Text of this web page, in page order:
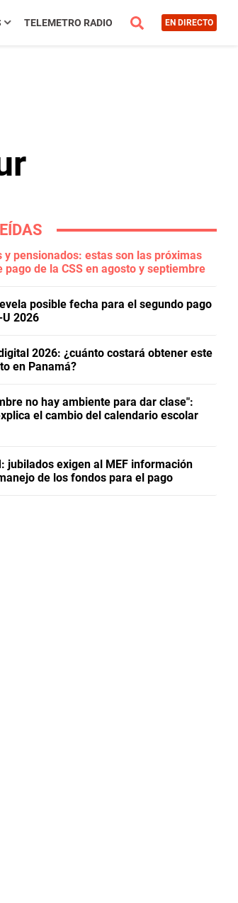
TELEMETRO RADIO EN DIRECTO
y pensionados: estas son las próximas
pago de la CSS en agosto y septiembre
posible fecha para el segundo pago
U 2026
2026: ¿cuánto costará obtener este
en Panamá?
no hay ambiente para dar clase":
el cambio del calendario escolar
jubilados exigen al MEF información
de los fondos para el pago